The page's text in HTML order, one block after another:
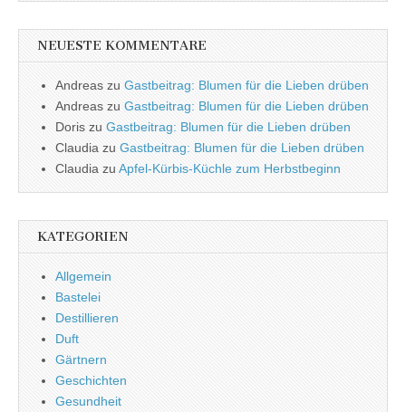
NEUESTE KOMMENTARE
Andreas zu Gastbeitrag: Blumen für die Lieben drüben
Andreas zu Gastbeitrag: Blumen für die Lieben drüben
Doris zu Gastbeitrag: Blumen für die Lieben drüben
Claudia zu Gastbeitrag: Blumen für die Lieben drüben
Claudia zu Apfel-Kürbis-Küchle zum Herbstbeginn
KATEGORIEN
Allgemein
Bastelei
Destillieren
Duft
Gärtnern
Geschichten
Gesundheit